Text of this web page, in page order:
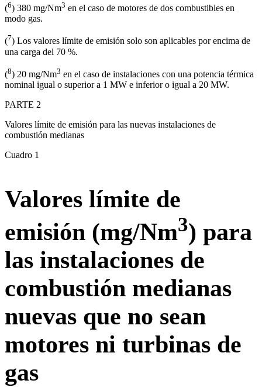
(6) 380 mg/Nm3 en el caso de motores de dos combustibles en
modo gas.
(7) Los valores límite de emisión solo son aplicables por encima de
una carga del 70 %.
(8) 20 mg/Nm3 en el caso de instalaciones con una potencia térmica
nominal igual o superior a 1 MW e inferior o igual a 20 MW.
PARTE 2
Valores límite de emisión para las nuevas instalaciones de
combustión medianas
Cuadro 1
Valores límite de
emisión (mg/Nm3) para
las instalaciones de
combustión medianas
nuevas que no sean
motores ni turbinas de
gas